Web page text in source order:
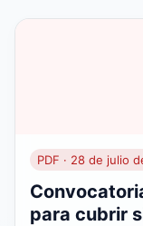
PDF · 28 de julio
para cubrir